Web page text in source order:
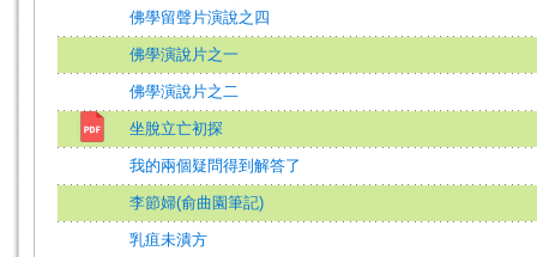
佛學留聲片演說之四
佛學演說片之一
佛學演說片之二
坐脫立亡初探
我的兩個疑問得到解答了
李節婦(俞曲園筆記)
乳疽未潰方